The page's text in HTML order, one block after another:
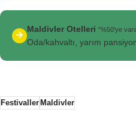
Maldivler Otelleri "%50'ye
Oda/kahvaltı, yarım
FestivallerMaldivler